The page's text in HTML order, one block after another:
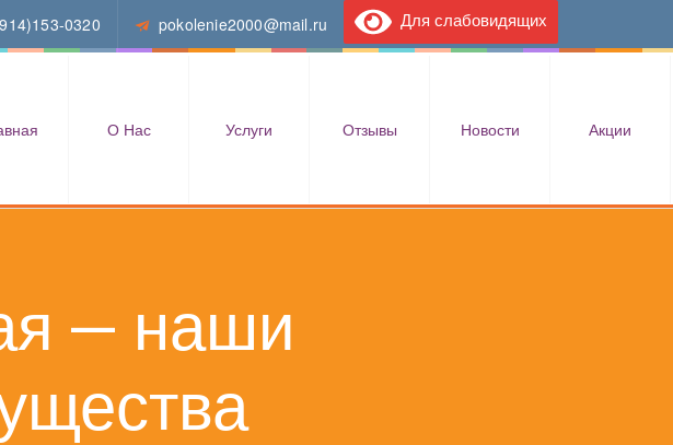
0320 pokolenie2000@mail.ru Для слабовидящих
О Нас Услуги Отзывы Новости Акции
— наши